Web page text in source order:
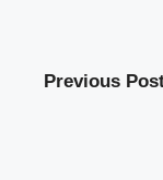
Previous